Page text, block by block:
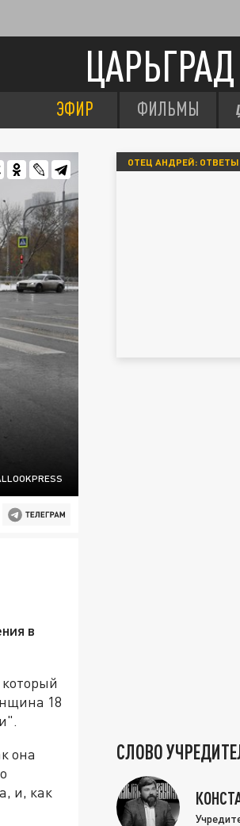
ЦАРЬГРАД
ЭФИР ФИЛЬМЫ
в
18
она
и, как
ОТЕЦ АНДРЕЙ: ОТВЕТЫ
СЛОВО